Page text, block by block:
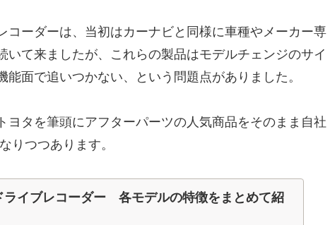
コーダーは、当初はカーナビと同様に車種やメーカー専
いて来ましたが、これらの製品はモデルチェンジのサイ
面で追いつかない、という問題点がありました。
ヨタを筆頭にアフターパーツの人気商品をそのまま自社
りつつあります。
ライブレコーダー 各モデルの特徴をまとめて紹